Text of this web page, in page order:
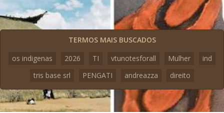
TERMOS MAIS BUSCADOS
os indigenas
2026 TI vtunotesforall Mulher
ind
tris base srl
PENGATI andreazza direito